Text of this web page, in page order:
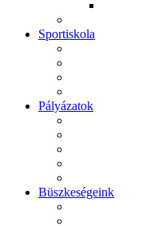
Sportiskola
Pályázatok
Büszkeségeink